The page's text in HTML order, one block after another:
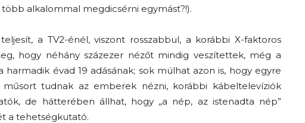
alkalommal megdicsérni egymást?!).
a TV2-énél, viszont rosszabbul, a korábbi X-faktoros
hogy néhány százezer nézőt mindig veszítettek, még a
évad 19 adásának; sok múlhat azon is, hogy egyre
tudnak az emberek nézni, korábbi kábeltelevíziók
de hátterében állhat, hogy „a nép, az istenadta nép”
a tehetségkutató.